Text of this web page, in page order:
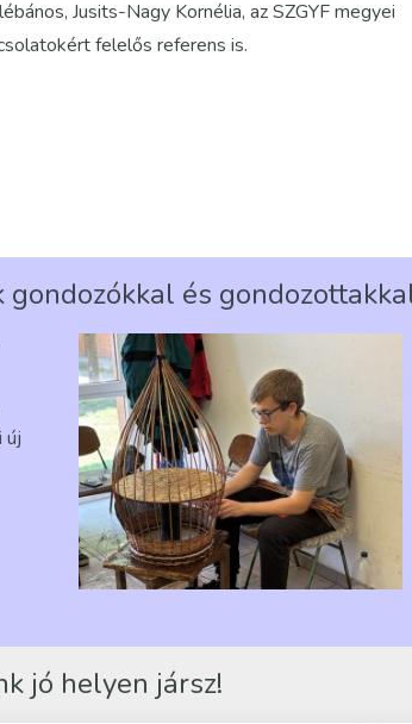
Jusits-Nagy Kornélia, az SZGYF megyei
felelős referens is.
és
új
jó helyen jársz!